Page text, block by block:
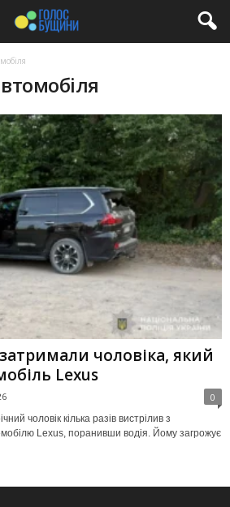
чоловіка, який
Lexus
0
чоловік кілька разів вистрілив з
Lexus, поранивши водія. Йому загрожує